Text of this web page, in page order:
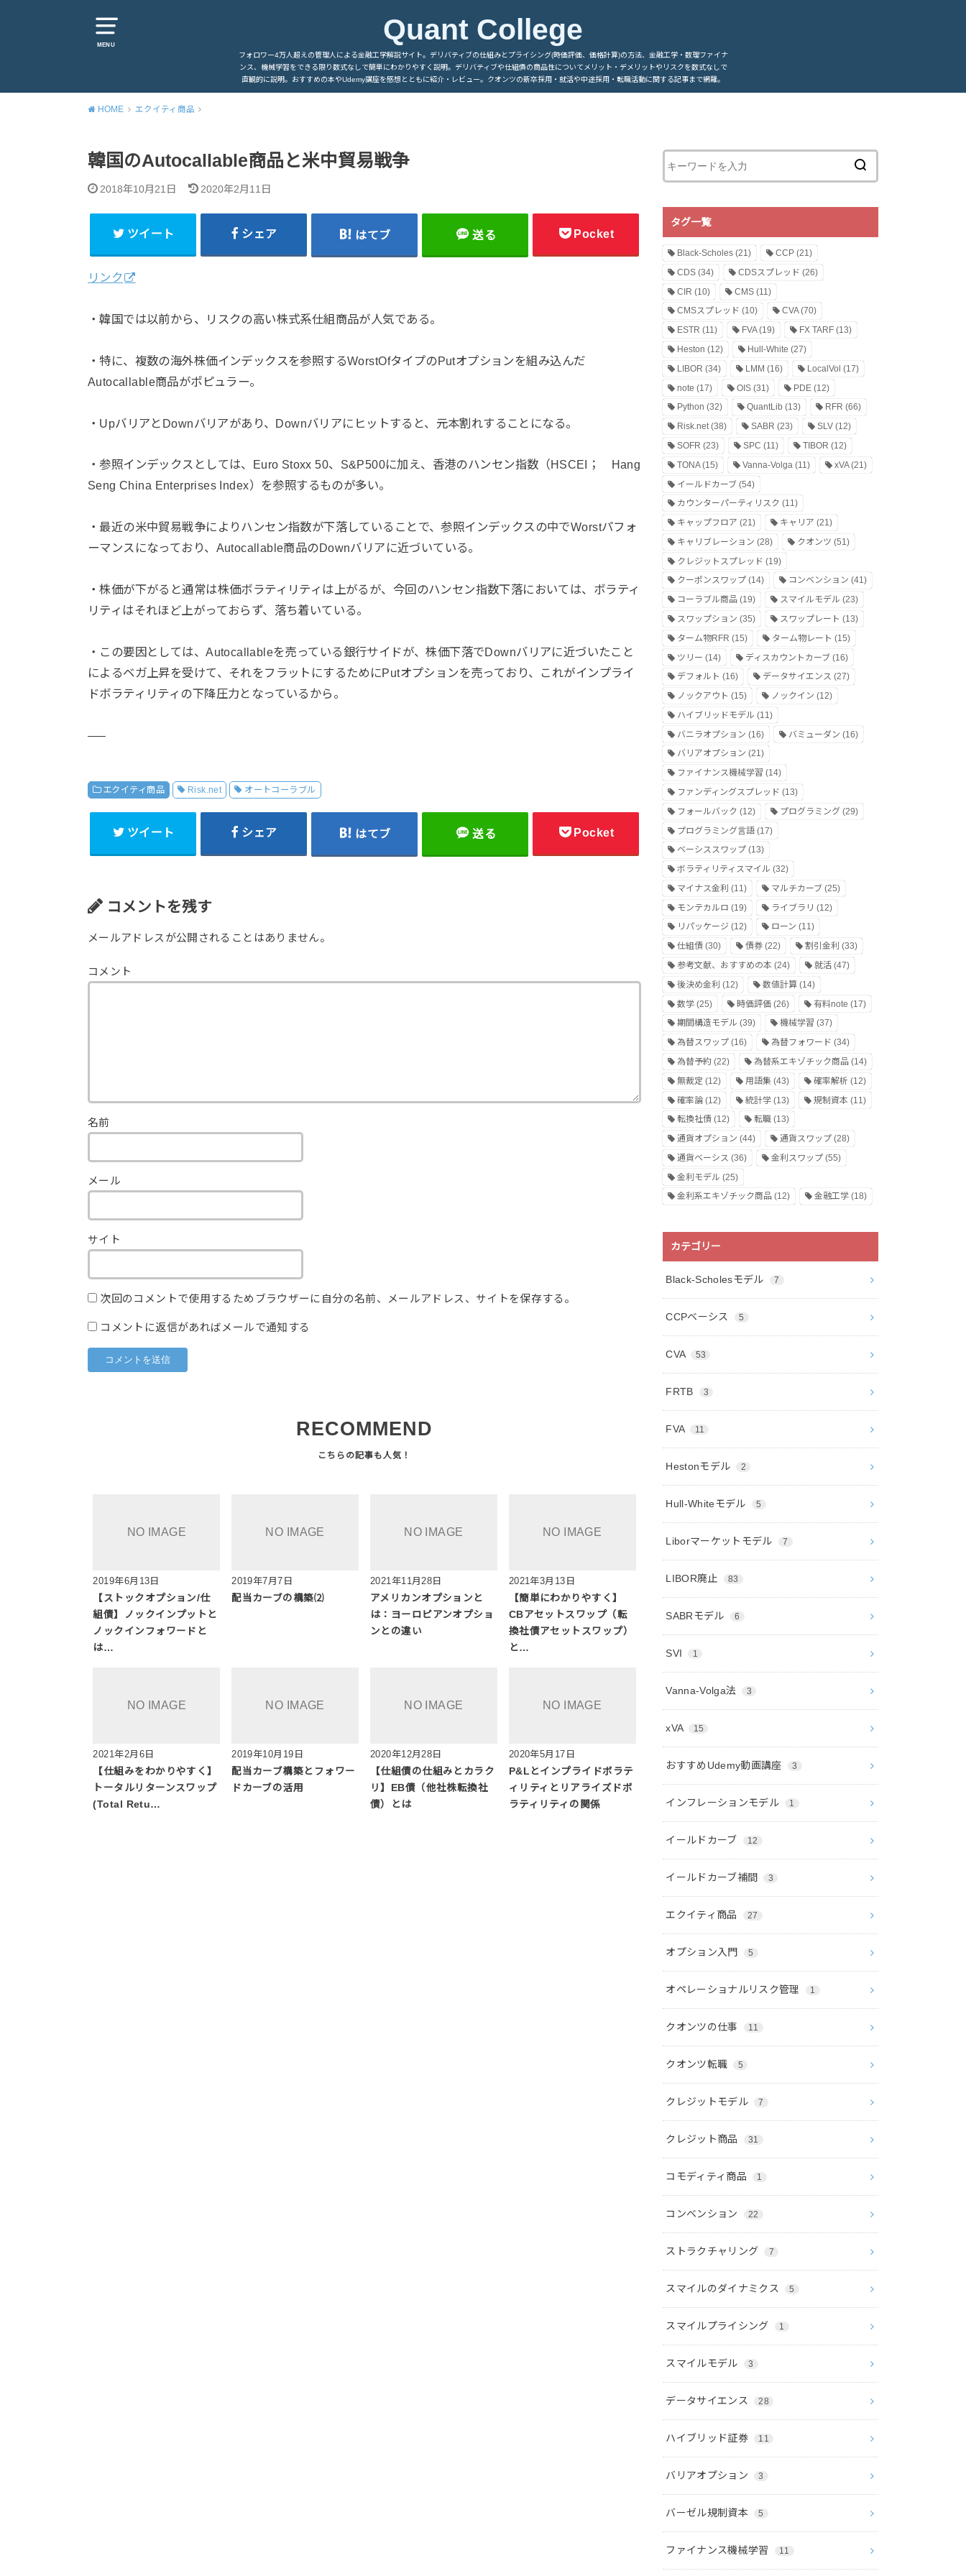
MENU Quant College
フォロワー4万人超えの管理人による金融工学解説サイト。デリバティブの仕組みとプライシング(時価評価、価格計算)の方法、金融工学・数理ファイナ
ンス、機械学習をできる限り数式なしで簡単にわかりやすく説明。デリバティブや仕組債の商品性についてメリット・デメリットやリスクを数式なしで
直観的に説明。おすすめの本やUdemy講座を感想とともに紹介・レビュー。クオンツの新卒採用・就活や中途採用・転職活動に関する記事まで網羅。
HOME エクイティ商品
韓国のAutocallable商品と米中貿易戦争
2018年10月21日 2020年2月11日
ツイート シェア はてブ 送る Pocket
リンク
・韓国では以前から、リスクの高い株式系仕組商品が人気である。
・特に、複数の海外株価インデックスを参照するWorstOfタイプのPutオプションを組み込んだ
Autocallable商品がポピュラー。
・UpバリアとDownバリアがあり、Downバリアにヒットすると、元本割れすることになる。
・参照インデックスとしては、Euro Stoxx 50、S&P500に加え、香港のハンセン指数（HSCEI； Hang
Seng China Enterprises Index）を参照するものが多い。
・最近の米中貿易戦争によりハンセン指数が下落していることで、参照インデックスの中でWorstパフォ
ーマンスになっており、Autocallable商品のDownバリアに近づいている。
・株価が下がると通常は株価ボラティリティは上がるが、今回のハンセン指数下落においては、ボラティ
リティはそれほど上がっておらず、落ち着いている。
・この要因としては、Autocallableを売っている銀行サイドが、株価下落でDownバリアに近づいたこと
によるベガ上昇を受けて、それをフラットにするためにPutオプションを売っており、これがインプライ
ドボラティリティの下降圧力となっているから。
—–
エクイティ商品 Risk.net オートコーラブル
ツイート シェア はてブ 送る Pocket
コメントを残す
メールアドレスが公開されることはありません。
コメント
名前
メール
サイト
次回のコメントで使用するためブラウザーに自分の名前、メールアドレス、サイトを保存する。
コメントに返信があればメールで通知する
RECOMMEND
2019年6月13日
【ストックオプション/仕
組債】ノックインプットと
ノックインフォワードと
は…
2019年7月7日
配当カーブの構築⑵
2021年11月28日
アメリカンオプションと
は：ヨーロピアンオプショ
ンとの違い
2021年3月13日
【簡単にわかりやすく】
CBアセットスワップ（転
換社債アセットスワップ）
と…
2021年2月6日
【仕組みをわかりやすく】
トータルリターンスワップ
(Total Retu…
2019年10月19日
配当カーブ構築とフォワー
ドカーブの活用
2020年12月28日
【仕組債の仕組みとカラク
リ】EB債（他社株転換社
債）とは
2020年5月17日
P&Lとインプライドボラテ
ィリティとリアライズドボ
ラティリティの関係
タグ一覧
Black-Scholes (21) CCP(21)
CDS (34) CDSスプレッド (26)
CIR (10) CMS(11)
CMSスプレッド (10) CVA(70)
ESTR (11) FVA(19) FX TARF(13)
Heston (12) Hull-White (27)
LIBOR (34) LMM (16) LocalVol (17)
note (17) OIS(31) PDE(12)
Python (32) QuantLib (13) RFR (66)
Risk.net(38) SABR (23) SLV(12)
SOFR (23) SPC (11) TIBOR (12)
TONA(15) Vanna-Volga (11) xVA(21)
イールドカーブ (54)
カウンターパーティリスク (11)
キャップフロア (21) キャリア (21)
キャリブレーション (28) クオンツ (51)
クレジットスプレッド (19)
クーポンスワップ (14) コンベンション (41)
コーラブル商品 (19) スマイルモデル (23)
スワップション (35) スワップレート (13)
ターム物RFR (15) ターム物レート (15)
ツリー (14) ディスカウントカーブ(16)
デフォルト (16) データサイエンス (27)
ノックアウト (15) ノックイン (12)
ハイブリッドモデル (11)
バニラオプション (16) バミューダン (16)
バリアオプション (21)
ファイナンス機械学習 (14)
ファンディングスプレッド (13)
フォールバック (12) プログラミング(29)
プログラミング言語 (17)
ベーシススワップ (13)
ボラティリティスマイル (32)
マイナス金利 (11) マルチカーブ(25)
モンテカルロ (19) ライブラリ (12)
リパッケージ (12) ローン (11)
仕組債 (30) 債券(22) 割引金利 (33)
参考文献、おすすめの本 (24) 就活(47)
後決め金利 (12) 数値計算(14)
数学 (25) 時価評価(26) 有料note (17)
期間構造モデル (39) 機械学習 (37)
為替スワップ (16) 為替フォワード (34)
為替予約 (22) 為替系エキゾチック商品(14)
無裁定 (12) 用語集 (43) 確率解析 (12)
確率論 (12) 統計学(13) 規制資本 (11)
転換社債 (12) 転職(13)
通貨オプション (44) 通貨スワップ(28)
通貨ベーシス (36) 金利スワップ(55)
金利モデル (25)
金利系エキゾチック商品 (12) 金融工学(18)
カテゴリー
Black-Scholesモデル 7
CCPベーシス 5
CVA 53
FRTB 3
FVA 11
Hestonモデル 2
Hull-Whiteモデル 5
Liborマーケットモデル 7
LIBOR廃止 83
SABRモデル 6
SVI 1
Vanna-Volga法 3
xVA 15
おすすめUdemy動画講座 3
インフレーションモデル 1
イールドカーブ 12
イールドカーブ補間 3
エクイティ商品 27
オプション入門 5
オペレーショナルリスク管理 1
クオンツの仕事 11
クオンツ転職 5
クレジットモデル 7
クレジット商品 31
コモディティ商品 1
コンベンション 22
ストラクチャリング 7
スマイルのダイナミクス 5
スマイルプライシング 1
スマイルモデル 3
データサイエンス 28
ハイブリッド証券 11
バリアオプション 3
バーゼル規制資本 5
ファイナンス機械学習 11